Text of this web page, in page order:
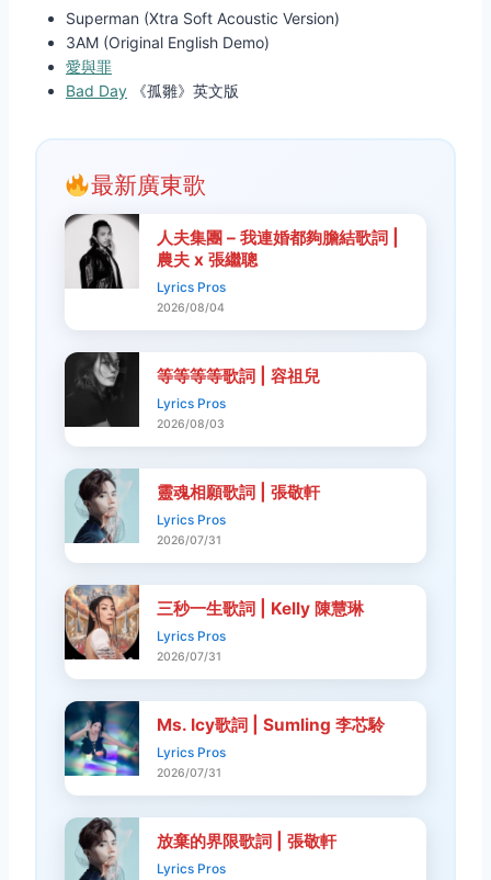
Superman (Xtra Soft Acoustic Version)
3AM (Original English Demo)
愛與罪
Bad Day 《孤雛》英文版
最新廣東歌
人夫集團 – 我連婚都夠膽結歌詞 |
農夫 x 張繼聰
Lyrics Pros
2026/08/04
等等等等歌詞 | 容祖兒
Lyrics Pros
2026/08/03
靈魂相願歌詞 | 張敬軒
Lyrics Pros
2026/07/31
三秒一生歌詞 | Kelly 陳慧琳
Lyrics Pros
2026/07/31
Ms. Icy歌詞 | Sumling 李芯駖
Lyrics Pros
2026/07/31
放棄的界限歌詞 | 張敬軒
Lyrics Pros